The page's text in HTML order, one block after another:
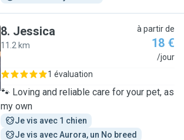
8. Jessica
11.2 km
à partir de
18 €
/jour
1 évaluation
🐾 Loving and reliable care for your pet, as
my own
Je vis avec 1 chien
Je vis avec Aurora, un No breed